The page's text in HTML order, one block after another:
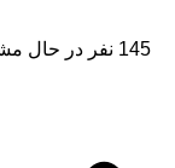
145 نفر در حال